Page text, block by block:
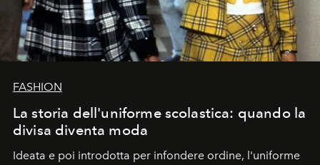
FASHION
La storia dell'uniforme scolastica: quando la
divisa diventa moda
Ideata e poi introdotta per infondere ordine, l'uniforme